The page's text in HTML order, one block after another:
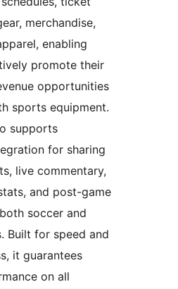
merchandise,
enabling
promote their
opportunities
sports equipment.
supports
for sharing
live commentary,
and post-game
soccer and
Built for speed and
it guarantees
on all